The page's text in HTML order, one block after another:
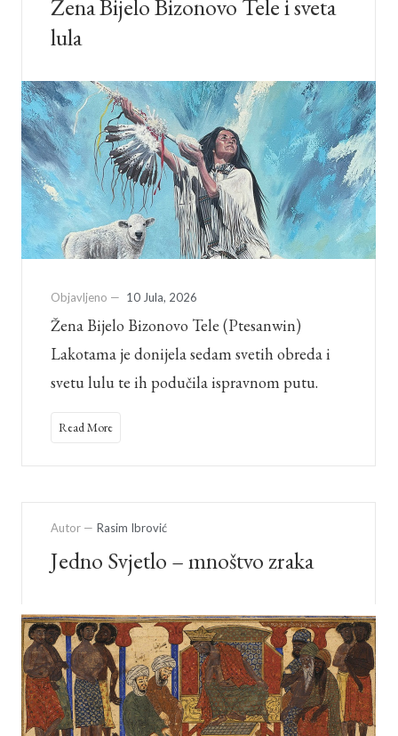
Žena Bijelo Bizonovo Tele i sveta
lula
Objavljeno — 10 Jula, 2026
Žena Bijelo Bizonovo Tele (Ptesanwin)
Lakotama je donijela sedam svetih obreda i
svetu lulu te ih podučila ispravnom putu.
Read More
Autor — Rasim Ibrović
Jedno Svjetlo – mnoštvo zraka